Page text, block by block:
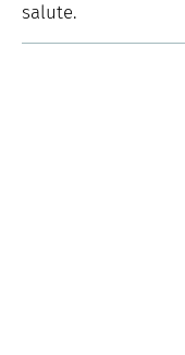
salute.